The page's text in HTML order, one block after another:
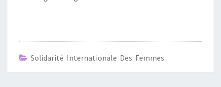
Solidarité Internationale Des Femmes